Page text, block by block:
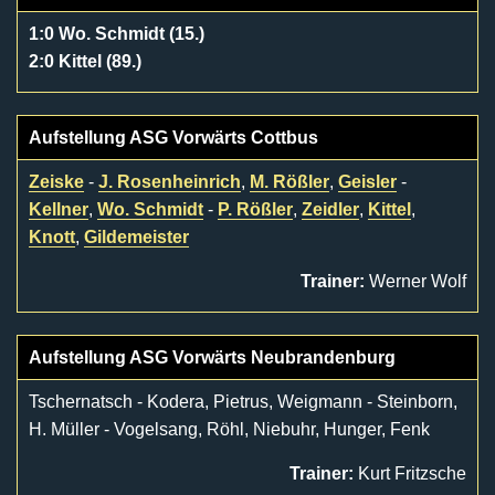
1:0 Wo. Schmidt (15.)
2:0 Kittel (89.)
Aufstellung ASG Vorwärts Cottbus
Zeiske - J. Rosenheinrich, M. Rößler, Geisler -
Kellner, Wo. Schmidt - P. Rößler, Zeidler, Kittel ,
Knott, Gildemeister
Trainer: Werner Wolf
Aufstellung ASG Vorwärts Neubrandenburg
Tschernatsch - Kodera, Pietrus, Weigmann - Steinborn,
H. Müller - Vogelsang, Röhl, Niebuhr, Hunger, Fenk
Trainer: Kurt Fritzsche